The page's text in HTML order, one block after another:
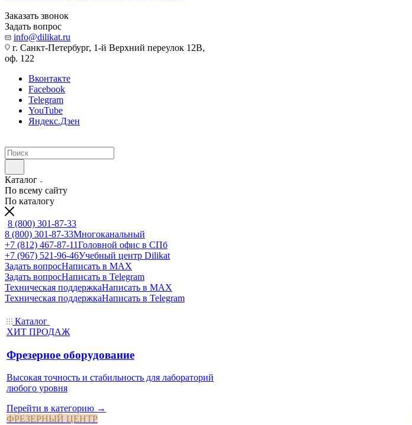
Заказать звонок
Задать вопрос
info@dilikat.ru
г. Санкт-Петербург, 1-й Верхний переулок 12В,
оф. 122
Вконтакте
Facebook
Telegram
YouTube
Яндекс.Дзен
Каталог
По всему сайту
По каталогу
8 (800) 301-87-33
8 (800) 301-87-33Многоканальный
+7 (812) 467-87-11Головной офис в СПб
+7 (967) 521-96-46Учебный центр Dilikat
Задать вопросНаписать в MAX
Задать вопросНаписать в Telegram
Техническая поддержкаНаписать в MAX
Техническая поддержкаНаписать в Telegram
Каталог
ХИТ ПРОДАЖ
Фрезерное оборудование
Высокая точность и стабильность для лабораторий
любого уровня
Перейти в категорию →
ФРЕЗЕРНЫЙ ЦЕНТР